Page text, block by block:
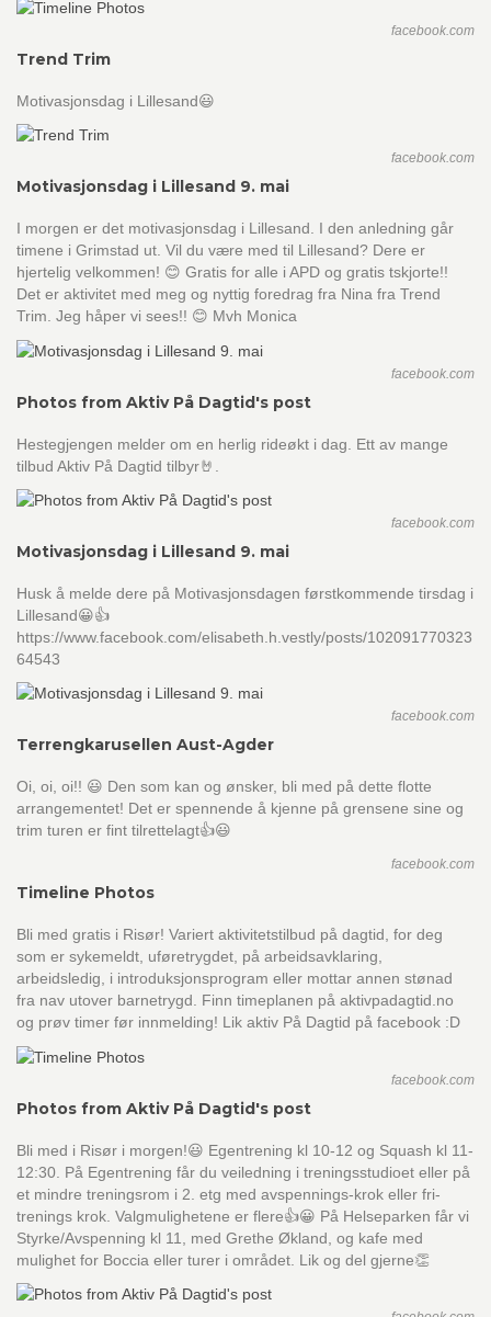
facebook.com
Trend Trim
Motivasjonsdag i Lillesand😃
facebook.com
Motivasjonsdag i Lillesand 9. mai
I morgen er det motivasjonsdag i Lillesand. I den anledning går
timene i Grimstad ut. Vil du være med til Lillesand? Dere er
hjertelig velkommen! 😊 Gratis for alle i APD og gratis tskjorte!!
Det er aktivitet med meg og nyttig foredrag fra Nina fra Trend
Trim. Jeg håper vi sees!! 😊 Mvh Monica
facebook.com
Photos from Aktiv På Dagtid's post
Hestegjengen melder om en herlig rideøkt i dag. Ett av mange
tilbud Aktiv På Dagtid tilbyr🤘.
facebook.com
Motivasjonsdag i Lillesand 9. mai
Husk å melde dere på Motivasjonsdagen førstkommende tirsdag i
Lillesand😀👍
https://www.facebook.com/elisabeth.h.vestly/posts/102091770323
64543
facebook.com
Terrengkarusellen Aust-Agder
Oi, oi, oi!! 😃 Den som kan og ønsker, bli med på dette flotte
arrangementet! Det er spennende å kjenne på grensene sine og
trim turen er fint tilrettelagt👍😃
facebook.com
Timeline Photos
Bli med gratis i Risør! Variert aktivitetstilbud på dagtid, for deg
som er sykemeldt, uføretrygdet, på arbeidsavklaring,
arbeidsledig, i introduksjonsprogram eller mottar annen stønad
fra nav utover barnetrygd. Finn timeplanen på aktivpadagtid.no
og prøv timer før innmelding! Lik aktiv På Dagtid på facebook :D
facebook.com
Photos from Aktiv På Dagtid's post
Bli med i Risør i morgen!😃 Egentrening kl 10-12 og Squash kl 11-
12:30. På Egentrening får du veiledning i treningsstudioet eller på
et mindre treningsrom i 2. etg med avspennings-krok eller fri-
trenings krok. Valgmulighetene er flere👍😀 På Helseparken får vi
Styrke/Avspenning kl 11, med Grethe Økland, og kafe med
mulighet for Boccia eller turer i området. Lik og del gjerne👏